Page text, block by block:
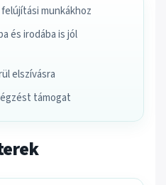
munkákhoz
és irodába is jól
elszívásra
támogat